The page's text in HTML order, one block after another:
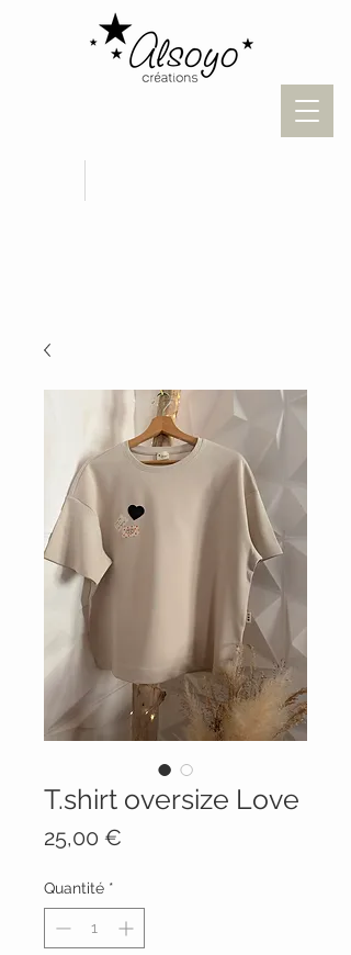
T.shirt oversize Love
25,00 €
Quantité *